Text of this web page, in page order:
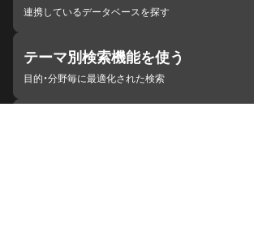
連携しているデータベースを探す
テーマ別検索機能を使う
目的・分野毎に最適化された検索